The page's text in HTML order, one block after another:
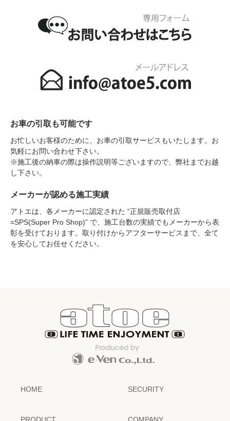
お車の引取も可能です
お忙しいお客様のために、お車の引取サービスもいたします。お
気軽にお問い合わせ下さい。
※施工後の納車の際は操作説明等ございますので、弊社までお越
し下さい。
メーカーが認める施工実績
アトエは、各メーカーに認定された “正規販売取付店
=SPS(Super Pro Shop)” で、施工台数の実績でもメーカーから表
彰を受けております。取り付けからアフターサービスまで、全て
を安心してお任せください。
HOME SECURITY